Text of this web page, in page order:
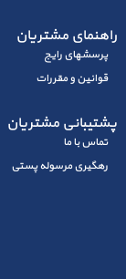
راهنمای مشتریان
پرسشهای رايج
قوانین و مقررات
پشتیبانی مشتریان
تماس با ما
رهگیری مرسوله پستی